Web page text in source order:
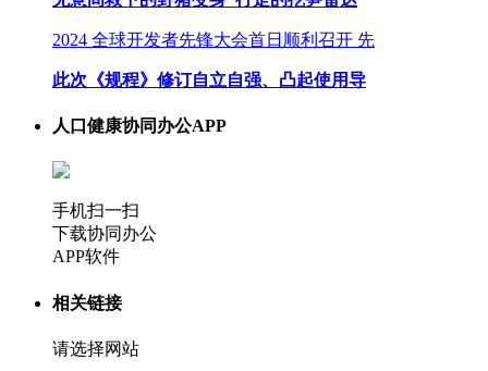
2024 全球开发者先锋大会首日顺利召开 先
此次《规程》修订自立自强、凸起使用导
人口健康协同办公APP
手机扫一扫
下载协同办公
APP软件
相关链接
请选择网站